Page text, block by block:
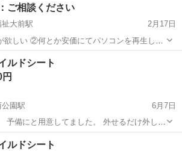
ご相談ください
大前駅
2月17日
コンを再生した
為替FX・動画編集）作成 ご要望に出来るだけお答えしたいと思って...
北福祉大前駅
ルドシート
公園駅
6月7日
予備にと用意してました。 外せるだけ外して
町西公園駅
ルドシート